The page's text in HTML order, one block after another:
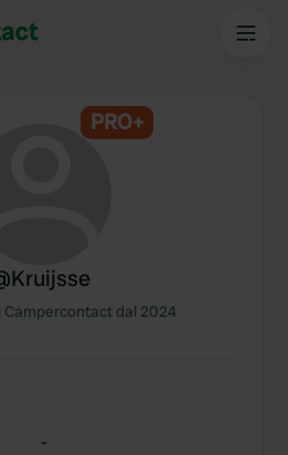
PRO+
Kruijsse
Campercontact dal 2024
-